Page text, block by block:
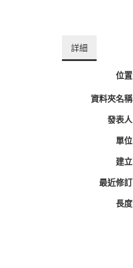
詳細
位置
資料夾名稱
發表人
單位
建立
最近修訂
長度